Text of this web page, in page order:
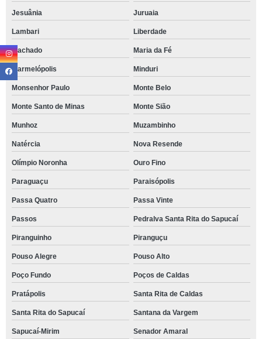
Jesuânia Juruaia
Lambari Liberdade
Machado Maria da Fé
Marmelópolis Minduri
Monsenhor Paulo Monte Belo
Monte Santo de Minas Monte Sião
Munhoz Muzambinho
Natércia Nova Resende
Olímpio Noronha Ouro Fino
Paraguaçu Paraisópolis
Passa Quatro Passa Vinte
Passos Pedralva Santa Rita do Sapucaí
Piranguinho Piranguçu
Pouso Alegre Pouso Alto
Poço Fundo Poços de Caldas
Pratápolis Santa Rita de Caldas
Santa Rita do Sapucaí Santana da Vargem
Sapucaí-Mirim Senador Amaral